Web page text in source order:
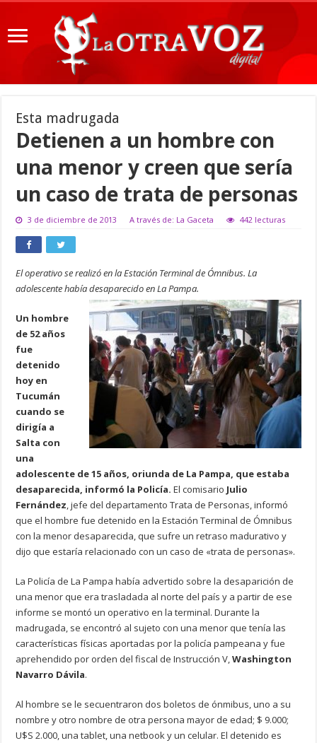
Esta madrugada
Detienen a un hombre con
una menor y creen que sería
un caso de trata de personas
3 de diciembre de 2013 A través de: La Gaceta 442 lecturas
El operativo se realizó en la Estación Terminal de Ómnibus. La
adolescente había desaparecido en La Pampa.
Un hombre
de 52 años
fue
detenido
hoy en
Tucumán
cuando se
dirigía a
Salta con
una
adolescente de 15 años, oriunda de La Pampa, que estaba
desaparecida, informó la Policía. El comisario Julio
Fernández, jefe del departamento Trata de Personas, informó
que el hombre fue detenido en la Estación Terminal de Ómnibus
con la menor desaparecida, que sufre un retraso madurativo y
dijo que estaría relacionado con un caso de «trata de personas».
La Policía de La Pampa había advertido sobre la desaparición de
una menor que era trasladada al norte del país y a partir de ese
informe se montó un operativo en la terminal. Durante la
madrugada, se encontró al sujeto con una menor que tenía las
características físicas aportadas por la policía pampeana y fue
aprehendido por orden del fiscal de Instrucción V,Washington
Navarro Dávila.
Al hombre se le secuentraron dos boletos de ónmibus, uno a su
nombre y otro nombre de otra persona mayor de edad; $ 9.000;
U$S 2.000, una tablet, una netbook y un celular. El detenido es